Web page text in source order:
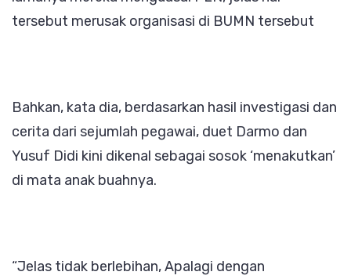
tersebut merusak organisasi di BUMN tersebut
Bahkan, kata dia, berdasarkan hasil investigasi dan
cerita dari sejumlah pegawai, duet Darmo dan
Yusuf Didi kini dikenal sebagai sosok ‘menakutkan’
di mata anak buahnya.
“Jelas tidak berlebihan, Apalagi dengan